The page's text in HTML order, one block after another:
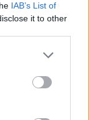
IAB’s List of
it to other
more Google
may click to
party tags to
below Google
a